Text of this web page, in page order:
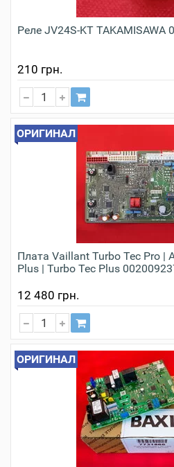
Реле JV24S-KT TAKAMISAWA
210 грн.
ОРИГИНАЛ
Плата Vaillant Turbo Tec Pro |
Plus | Turbo Tec Plus
12 480 грн.
ОРИГИНАЛ